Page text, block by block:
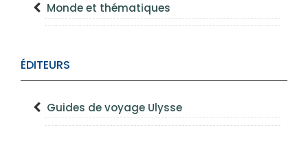
Monde et thématiques
ÉDITEURS
Guides de voyage Ulysse